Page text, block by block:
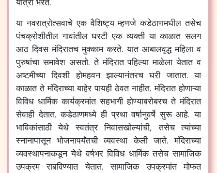
या नवरात्रोत्सवाचे एक वैशिष्ट्य म्हणजे कडेठाणमधील तसेच
पंचक्रोशीतील गावांतील घरटी एक व्यक्ती या काळात सलग
आठ दिवस मंदिरातच मुक्काम करते.यात आबालवृद्ध महिला व
पुरुषांचा समावेश असतो.ते मंदिरात पहिल्या माळेला येतात व
अष्टमीच्या दिवशी होमहवन झाल्यानंतरच घरी जातात.या
काळात ते मंदिराच्या बाहेर पायही ठेवत नाहीत.मंदिरात होणाऱ्या
विविध धार्मिक कार्यक्रमांत सहभागी होण्याबरोबरच ते मंदिरात
सेवाही देतात.कडेठाणमध्ये ही प्रथा वर्षानुवर्षे सुरू आहे.या
भाविकांसाठी येथे स्वतंत्र निवासखोल्यांची,तसेच त्यांच्या
स्नानापासून भोजनापर्यंतची व्यवस्था केली जाते.मंदिराच्या
व्यवस्थापनाकडून येथे वर्षभर विविध धार्मिक तसेच सामाजिक
उपक्रम
राबविण्यात येतात.सामाजिक उपक्रमांत
मोफत